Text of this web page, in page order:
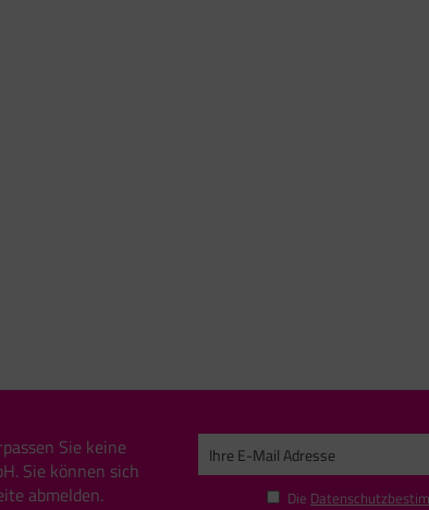
Sie keine
Sie können sich
abmelden.
Die